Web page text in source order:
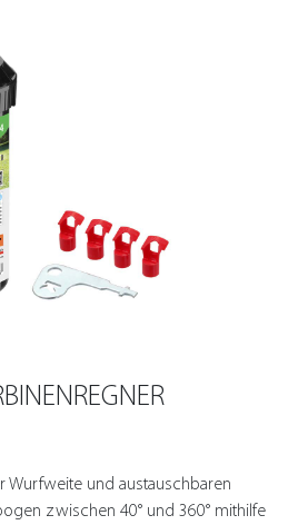
Wurfweite und austauschbaren
zwischen 40° und 360° mithilfe